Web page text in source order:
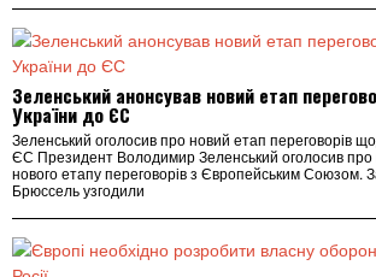
Зеленський анонсував новий етап
України до ЄС
Зеленський оголосив про новий етап переговорів
ЄС Президент Володимир Зеленський оголосив про
нового етапу переговорів з Європейським Союзом.
Брюссель узгодили